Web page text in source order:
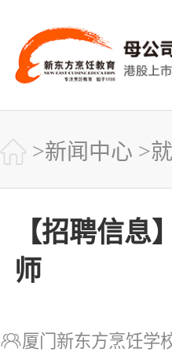
 >新闻中心 >
【招聘信息
师
厦门新东方烹饪学